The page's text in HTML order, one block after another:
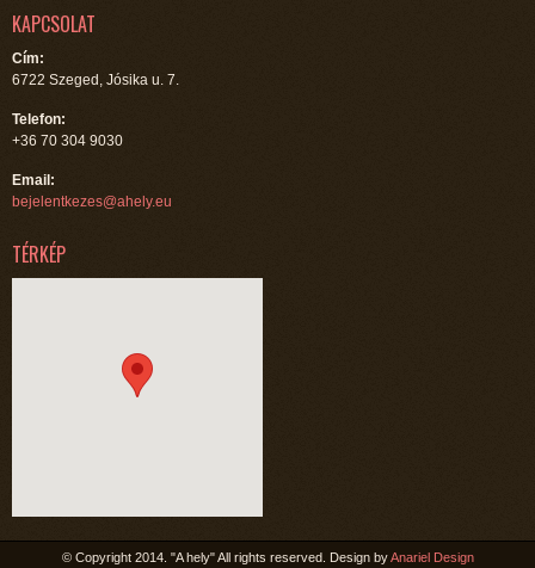
KAPCSOLAT
Cím:
6722 Szeged, Jósika u. 7.
Telefon:
+36 70 304 9030
Email:
bejelentkezes@ahely.eu
TÉRKÉP
© Copyright 2014. "A hely" All rights reserved. Design byAnariel Design